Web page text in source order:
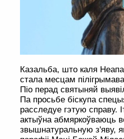
Казальба, што каля
стала месцам
Піо перад святыняй
Па просьбе біскупа
расследуе гэтую справу.
актыўна абмяркоўваюць
звышнатуральную з'яву,